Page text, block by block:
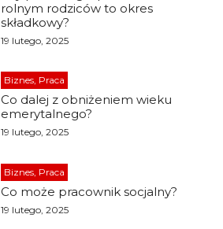
rolnym rodziców to okres
składkowy?
19 lutego, 2025
Biznes, Praca
Co dalej z obniżeniem wieku
emerytalnego?
19 lutego, 2025
Biznes, Praca
Co może pracownik socjalny?
19 lutego, 2025